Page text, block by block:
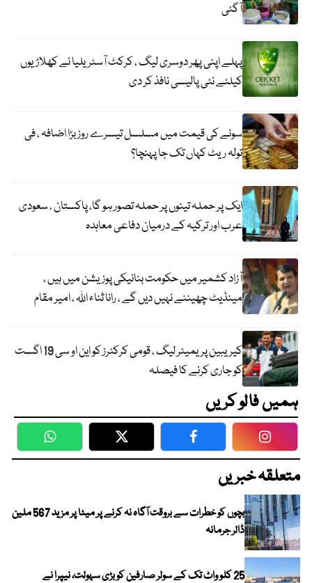
آگئی
پہلے اپنی پھر دوسری لیگ ، کرکٹ آسٹریلیا نے کھلاڑیوں
کیلئے نئی پالیسی نافذ کر دی
سونے کی قیمت میں مسلسل تیسرے روز بڑا اضافہ ، فی
تولہ ریٹ کہاں تک جا پہنچا؟
ایک پر حملہ تینوں پر حملہ تصور ہو گا، پاکستان ، سعودی
عرب اور ترکیہ کے درمیان دفاعی معاہدہ
آزاد کشمیر میں حکومت بنانیکی پوزیشن میں ہیں ،
مینڈیٹ چھیننے نہیں دیں گے ، رانا ثناء اللہ ، امیر مقام
کیریبین پریمیئر لیگ ، قومی کرکٹرز کو این او سی 19 اگست
کو جاری کرنے کا فیصلہ
ہمیں فالو کریں
WhatsApp Twitter Facebook
متعلقہ خبریں
بچوں کو خطرات سے بروقت آگاہ نہ کرنے پر میٹا پر مزید 567 ملین
ڈالر جرمانہ
25 کلو واٹ تک کے سولر صارفین کو بڑی سہولت، نیپرا نے